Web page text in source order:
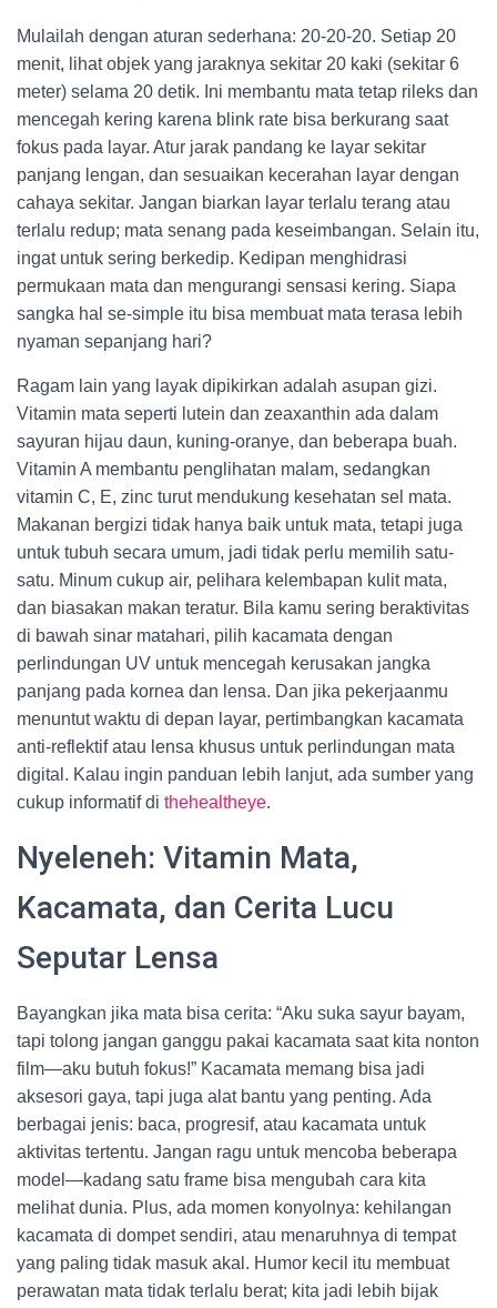
Mulailah dengan aturan sederhana: 20-20-20. Setiap 20
menit, lihat objek yang jaraknya sekitar 20 kaki (sekitar 6
meter) selama 20 detik. Ini membantu mata tetap rileks dan
mencegah kering karena blink rate bisa berkurang saat
fokus pada layar. Atur jarak pandang ke layar sekitar
panjang lengan, dan sesuaikan kecerahan layar dengan
cahaya sekitar. Jangan biarkan layar terlalu terang atau
terlalu redup; mata senang pada keseimbangan. Selain itu,
ingat untuk sering berkedip. Kedipan menghidrasi
permukaan mata dan mengurangi sensasi kering. Siapa
sangka hal se-simple itu bisa membuat mata terasa lebih
nyaman sepanjang hari?
Ragam lain yang layak dipikirkan adalah asupan gizi.
Vitamin mata seperti lutein dan zeaxanthin ada dalam
sayuran hijau daun, kuning-oranye, dan beberapa buah.
Vitamin A membantu penglihatan malam, sedangkan
vitamin C, E, zinc turut mendukung kesehatan sel mata.
Makanan bergizi tidak hanya baik untuk mata, tetapi juga
untuk tubuh secara umum, jadi tidak perlu memilih satu-
satu. Minum cukup air, pelihara kelembapan kulit mata,
dan biasakan makan teratur. Bila kamu sering beraktivitas
di bawah sinar matahari, pilih kacamata dengan
perlindungan UV untuk mencegah kerusakan jangka
panjang pada kornea dan lensa. Dan jika pekerjaanmu
menuntut waktu di depan layar, pertimbangkan kacamata
anti-reflektif atau lensa khusus untuk perlindungan mata
digital. Kalau ingin panduan lebih lanjut, ada sumber yang
cukup informatif di thehealtheye.
Nyeleneh: Vitamin Mata,
Kacamata, dan Cerita Lucu
Seputar Lensa
Bayangkan jika mata bisa cerita: “Aku suka sayur bayam,
tapi tolong jangan ganggu pakai kacamata saat kita nonton
film—aku butuh fokus!” Kacamata memang bisa jadi
aksesori gaya, tapi juga alat bantu yang penting. Ada
berbagai jenis: baca, progresif, atau kacamata untuk
aktivitas tertentu. Jangan ragu untuk mencoba beberapa
model—kadang satu frame bisa mengubah cara kita
melihat dunia. Plus, ada momen konyolnya: kehilangan
kacamata di dompet sendiri, atau menaruhnya di tempat
yang paling tidak masuk akal. Humor kecil itu membuat
perawatan mata tidak terlalu berat; kita jadi lebih bijak